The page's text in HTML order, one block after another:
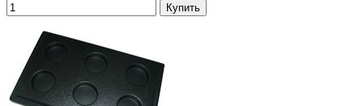
Купить